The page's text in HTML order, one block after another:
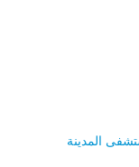
المدينة